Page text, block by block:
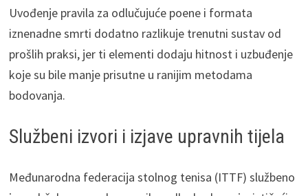
Uvođenje pravila za odlučujuće poene i formata
iznenadne smrti dodatno razlikuje trenutni sustav od
prošlih praksi, jer ti elementi dodaju hitnost i uzbuđenje
koje su bile manje prisutne u ranijim metodama
bodovanja.
Službeni izvori i izjave upravnih tijela
Međunarodna federacija stolnog tenisa (ITTF) službeno